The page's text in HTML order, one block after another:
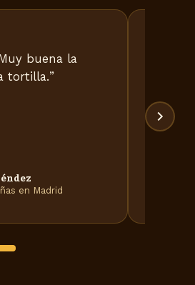
buena la
tortilla.
en Madrid